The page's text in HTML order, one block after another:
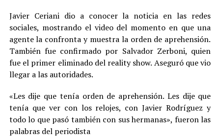
Javier Ceriani dio a conocer la noticia en las redes
sociales, mostrando el video del momento en que una
agente la confronta y muestra la orden de aprehensión.
También fue confirmado por Salvador Zerboni, quien
fue el primer eliminado del reality show. Aseguró que vio
llegar a las autoridades.
«Les dije que tenía orden de aprehensión. Les dije que
tenía que ver con los relojes, con Javier Rodríguez y
todo lo que pasó también con sus hermanas», fueron las
palabras del periodista